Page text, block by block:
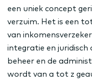
een uniek concept
verzuim. Het is een
van
integratie en juridisch
beheer en de
wordt van a tot z